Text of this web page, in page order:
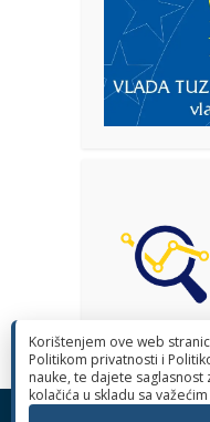
© 2026 Ministarstvo
Korištenjem ove web
Politikom privatnosti i
nauke, te dajete
kolačića u skladu sa